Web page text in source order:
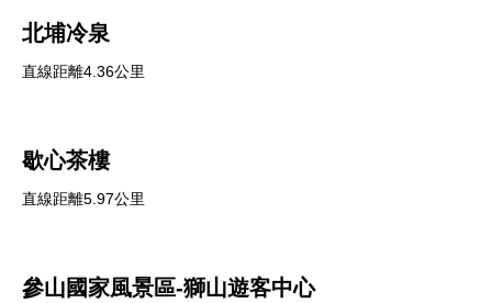
北埔冷泉
直線距離4.36公里
歇心茶樓
直線距離5.97公里
參山國家風景區-獅山遊客中心